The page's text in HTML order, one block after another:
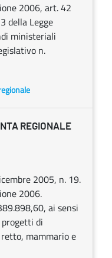
2006, art. 42
della Legge
ministeriali
n.
REGIONALE
2005, n. 19.
2006.
ai sensi
di
mammario e